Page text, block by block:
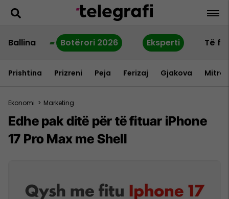
Ballina Botërori 2026 Eksperti Të
Prishtina Prizreni Peja Ferizaj Gjakova
Ekonomi > Marketing
Edhe pak ditë për të fituar iPhone
17 Pro Max me Shell